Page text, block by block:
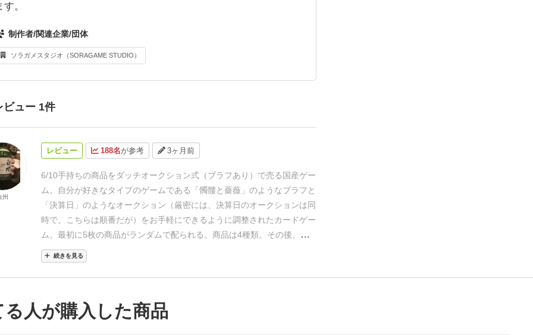
す。
制作者/関連企業/団体
ソラガメスタジオ（SORAGAME STUDIO）
ビュー 1件
レビュー 188名が参考 3ヶ月前
6/10手持ちの商品をダッチオークション式（ブラフあり）で売る国産ゲー
ム。
自分が好きなタイプのゲームである「髑髏と薔薇」のようなブラフと
「決算日」のようなオークション（厳密には、決算日のオークションは同
時で、こちらは順番だが）をお手軽にできるように調整されたカードゲー
ム。最初に5枚の商品がランダムで配られる。商品は4種類。 その後、お
客さんカードが3枚配られ、各自確認。お客さんは何が欲しいかが記載さ
れており、当然、自分の手持ちに商品がないと売れない。なので、お客さ
んを確認して、商品を1度だけ引き直ししたりもできる。その後は、全プ
は、最大10金で売値を掲示でき、後から掲示する人は前の人よりも低い
続きを見る
州
人が購入した商品